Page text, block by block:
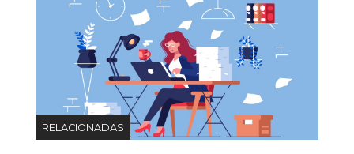
RELACIONADAS